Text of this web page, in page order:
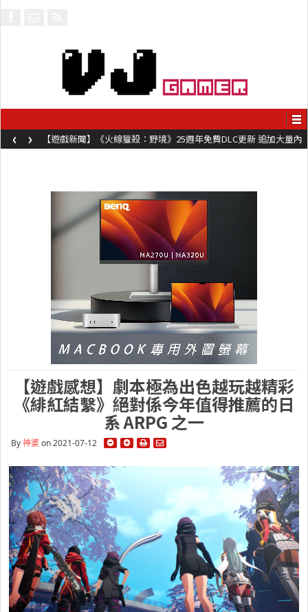
【遊戲新聞】《火線獵殺：野境》25週年免費DLC更新 追加大量內
容同時系舊作限時超平價折扣
‹ ›
【遊戲感想】劇本極為出色越玩越精彩
《緋紅結繫》絕對係今年值得推薦的日
系 ARPG 之一
By神婆on 2021-07-12